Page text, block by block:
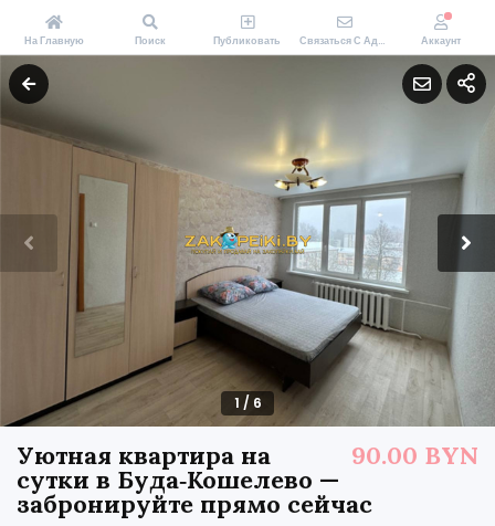
1 / 6
90.00 BYN
Уютная квартира на
сутки в Буда‑Кошелево —
забронируйте прямо сейчас
На Главную Поиск Публиковать Связаться С Администрацией Zakopeiki.by Аккаунт